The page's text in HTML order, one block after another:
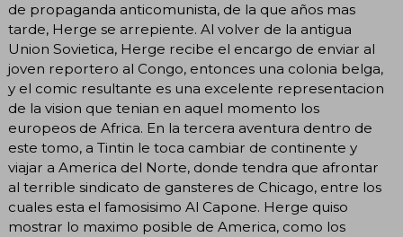
de propaganda anticomunista, de la que años mas
tarde, Herge se arrepiente. Al volver de la antigua
Union Sovietica, Herge recibe el encargo de enviar al
joven reportero al Congo, entonces una colonia belga,
y el comic resultante es una excelente representacion
de la vision que tenian en aquel momento los
europeos de Africa. En la tercera aventura dentro de
este tomo, a Tintin le toca cambiar de continente y
viajar a America del Norte, donde tendra que afrontar
al terrible sindicato de gansteres de Chicago, entre los
cuales esta el famosisimo Al Capone. Herge quiso
mostrar lo maximo posible de America, como los